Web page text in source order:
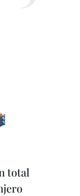
total